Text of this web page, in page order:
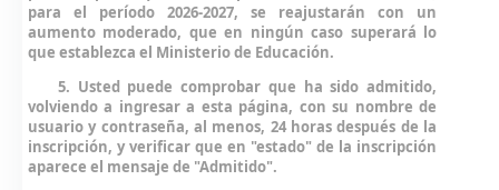
para el período 2026-2027, se reajustarán con un
aumento moderado, que en ningún caso superará lo
que establezca el Ministerio de Educación.
5. Usted puede comprobar que ha sido admitido,
volviendo a ingresar a esta página, con su nombre de
usuario y contraseña, al menos, 24 horas después de la
inscripción, y verificar que en "estado" de la inscripción
aparece el mensaje de "Admitido".